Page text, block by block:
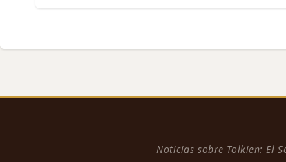
Noticias sobre Tolkien: El